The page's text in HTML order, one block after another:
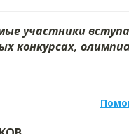
участники
конкурсах,